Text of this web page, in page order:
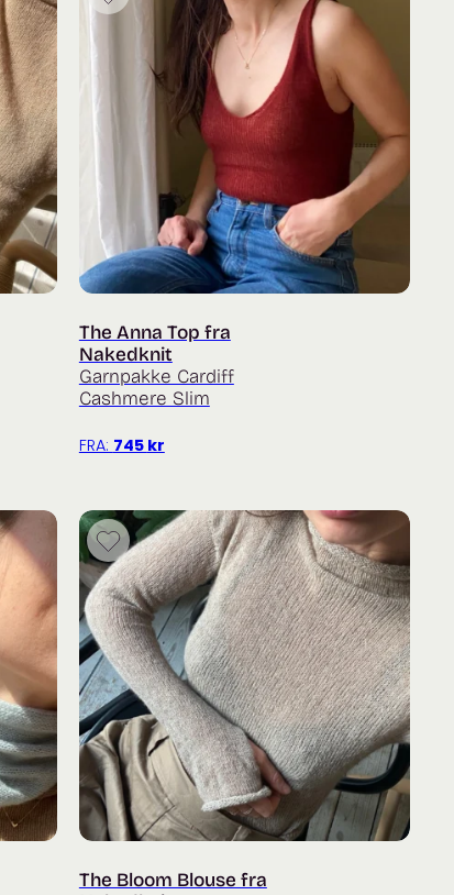
The Anna Top fra
Nakedknit
Garnpakke Cardiff
Cashmere Slim
FRA: 745 kr
The Bloom Blouse fra